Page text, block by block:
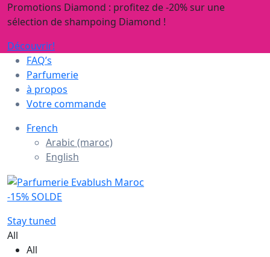
Promotions Diamond : profitez de -20% sur une
sélection de shampoing Diamond !
Découvrir!
FAQ’s
Parfumerie
à propos
Votre commande
French
Arabic (maroc)
English
-15% SOLDE
Stay tuned
All
All